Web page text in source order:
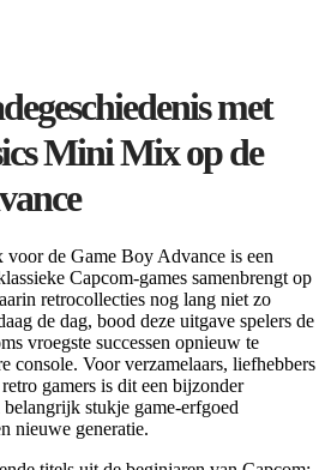
met
Mini Mix op de
de Game Boy Advance is een
Capcom-games samenbrengt op
retrocollecties nog lang niet zo
de dag, bood deze uitgave spelers de
vroegste successen opnieuw te
console. Voor verzamelaars, liefhebbers
gamers is dit een bijzonder
belangrijk stukje game-erfgoed
nieuwe generatie.